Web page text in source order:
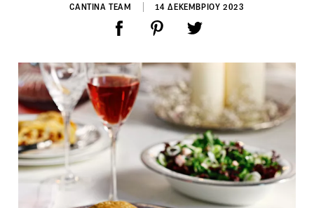
CANTINA TEAM 14 ΔΕΚΕΜΒΡΙΟΥ 2023